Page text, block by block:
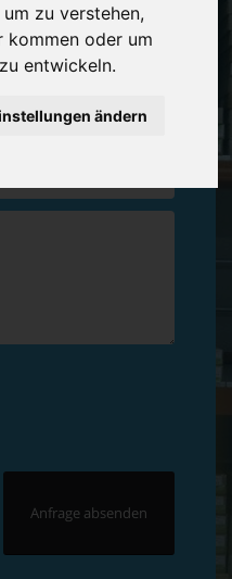
zu verstehen,
kommen oder um
entwickeln.
ändern
Rückruf
persönliche Nachricht.